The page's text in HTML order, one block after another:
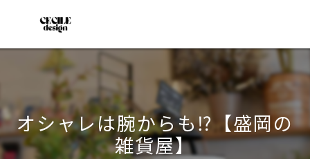
オシャレは腕からも⁉︎【盛岡の
雑貨屋】